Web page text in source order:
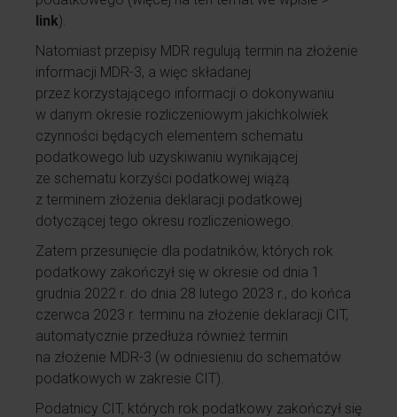
link).
Natomiast przepisy MDR regulują termin na złożenie
informacji MDR-3, a więc składanej
przez korzystającego informacji o dokonywaniu
w danym okresie rozliczeniowym jakichkolwiek
czynności będących elementem schematu
podatkowego lub uzyskiwaniu wynikającej
ze schematu korzyści podatkowej wiążą
z terminem złożenia deklaracji podatkowej
dotyczącej tego okresu rozliczeniowego.
Zatem przesunięcie dla podatników, których rok
podatkowy zakończył się w okresie od dnia 1
grudnia 2022 r. do dnia 28 lutego 2023 r., do końca
czerwca 2023 r. terminu na złożenie deklaracji CIT,
automatycznie przedłuża również termin
na złożenie MDR-3 (w odniesieniu do schematów
podatkowych w zakresie CIT).
Podatnicy CIT, których rok podatkowy zakończył się